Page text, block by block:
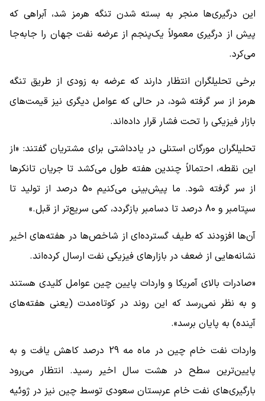
این درگیری‌ها منجر به بسته شدن تنگه هرمز شد، آبراهی که
پیش از درگیری معمولاً یک‌پنجم از عرضه نفت جهان را جابه‌جا
می‌کرد.
برخی تحلیلگران انتظار دارند که عرضه به زودی از طریق تنگه
هرمز از سر گرفته شود، در حالی که عوامل دیگری نیز قیمت‌های
بازار فیزیکی را تحت فشار قرار داده‌اند.
تحلیلگران مورگان استنلی در یادداشتی برای مشتریان گفتند: «از
این نقطه، احتمالاً چندین هفته طول می‌کشد تا جریان تانکرها
از سر گرفته شود. ما پیش‌بینی می‌کنیم 50 درصد از تولید تا
سپتامبر و 80 درصد تا دسامبر بازگردد، کمی سریع‌تر از قبل.»
آن‌ها افزودند که طیف گسترده‌ای از شاخص‌ها در هفته‌های اخیر
نشانه‌هایی از ضعف در بازارهای فیزیکی نفت ارسال کرده‌اند.
«صادرات بالای آمریکا و واردات پایین چین عوامل کلیدی هستند
و به نظر نمی‌رسد که این روند در کوتاه‌مدت (یعنی هفته‌های
آینده) به پایان برسد».
واردات نفت خام چین در ماه مه 29 درصد کاهش یافت و به
پایین‌ترین سطح در هشت سال اخیر رسید. انتظار می‌رود
بارگیری‌های نفت خام عربستان سعودی توسط چین نیز در ژوئیه